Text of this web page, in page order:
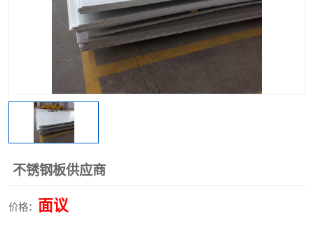
不锈钢板供应商
价格： 面议